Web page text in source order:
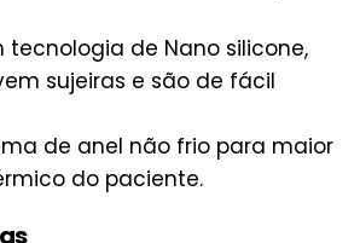
tecnologia de Nano silicone,
sujeiras e são de fácil
de anel não frio para maior
do paciente.